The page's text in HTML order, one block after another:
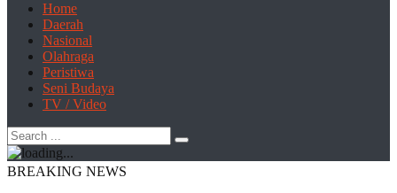
Home
Daerah
Nasional
Olahraga
Peristiwa
Seni Budaya
TV / Video
BREAKING NEWS